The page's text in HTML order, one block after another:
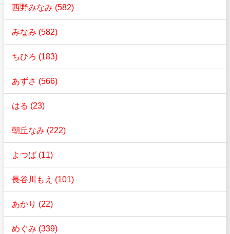
西野みなみ (582)
みなみ (582)
ちひろ (183)
あずさ (566)
はる (23)
朝丘なみ (222)
よつば (11)
長谷川もえ (101)
あかり (22)
めぐみ (339)